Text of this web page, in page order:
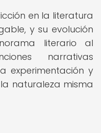
en la literatura
y su evolución
literario al
narrativas
experimentación y
naturaleza misma